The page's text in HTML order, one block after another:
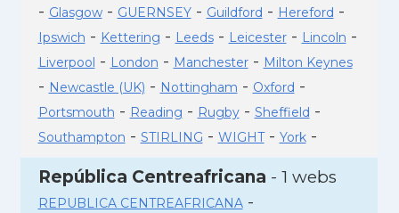
- Glasgow- GUERNSEY- Guildford - Hereford -
Ipswich - Kettering - Leeds- Leicester- Lincoln -
Liverpool - London - Manchester- Milton Keynes
- Newcastle (UK) - Nottingham - Oxford -
Portsmouth - Reading - Rugby- Sheffield -
Southampton - STIRLING - WIGHT- York-
República Centreafricana - 1 webs
REPUBLICA CENTREAFRICANA-